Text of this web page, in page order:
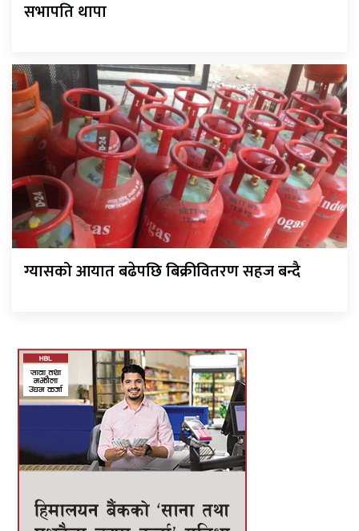
सभापति थापा
ग्यासको आयात बढेपछि बिक्रीवितरण सहज बन्दै